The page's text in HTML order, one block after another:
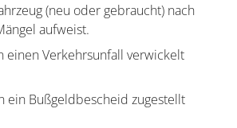
(neu oder gebraucht) nach
aufweist.
einen Verkehrsunfall verwickelt
ein Bußgeldbescheid zugestellt